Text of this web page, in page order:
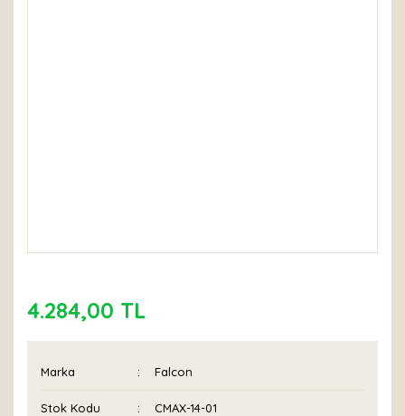
4.284,00 TL
Marka Falcon
Stok Kodu CMAX-14-01